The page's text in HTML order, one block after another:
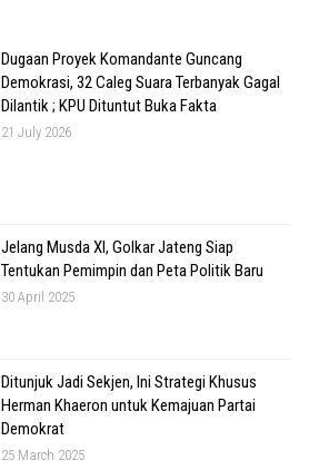
Dugaan Proyek Komandante Guncang
Demokrasi, 32 Caleg Suara Terbanyak Gagal
Dilantik ; KPU Dituntut Buka Fakta
21 July 2026
Jelang Musda XI, Golkar Jateng Siap
Tentukan Pemimpin dan Peta Politik Baru
30 April 2025
Ditunjuk Jadi Sekjen, Ini Strategi Khusus
Herman Khaeron untuk Kemajuan Partai
Demokrat
25 March 2025